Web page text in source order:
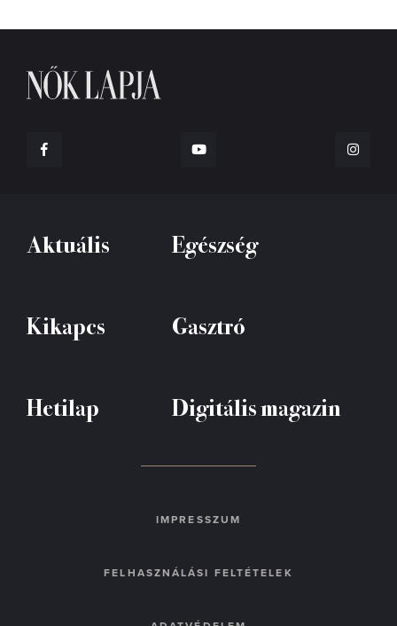
Aktuális Egészség
Kikapcs Gasztró
Hetilap Digitális magazin
IMPRESSZUM
FELHASZNÁLÁSI FELTÉTELEK